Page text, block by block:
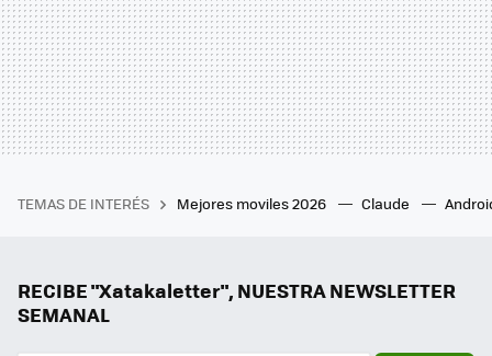
TEMAS DE INTERÉS Mejores moviles 2026 Claude
RECIBE "Xatakaletter", NUESTRA NEWSLETTER
SEMANAL